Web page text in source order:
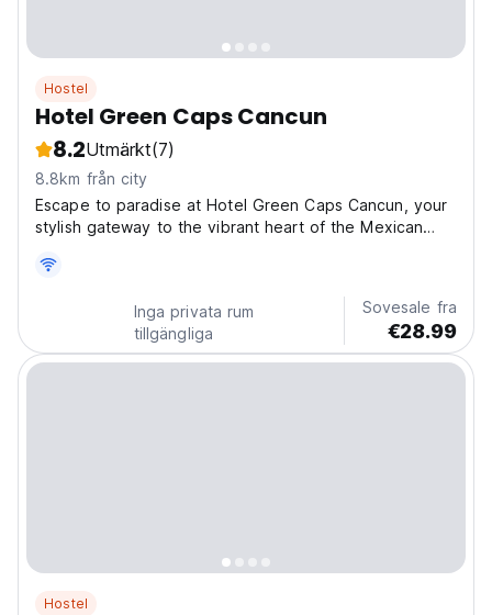
Hostel
Hotel Green Caps Cancun
8.2Utmärkt(7)
8.8km från city
Escape to paradise at Hotel Green Caps Cancun, your
stylish gateway to the vibrant heart of the Mexican
8.5, our hotel offers a perfect blend of relaxation and
adventure. Imagine waking up each morning in...
Inga privata rum
tillgängliga
Sovesale fra
€28.99
Hostel